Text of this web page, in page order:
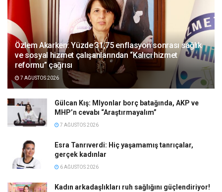
Özlem Akarken: Yüzde 31,75 enflasyon sonrası sağlık
ve sosyal hizmet çalışanlarından “Kalıcı hizmet
reformu” çağrısı
7 AĞUSTOS 2026
Gülcan Kış: Mlyonlar borç batağında, AKP ve
MHP’n cevabı “Araştırmayalım”
7 AĞUSTOS 2026
Esra Tanrıverdi: Hiç yaşamamış tanrıçalar,
gerçek kadınlar
6 AĞUSTOS 2026
Kadın arkadaşlıkları ruh sağlığını güçlendiriyor!